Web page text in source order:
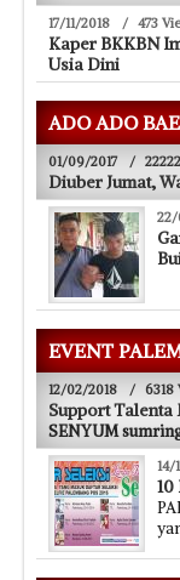
17/11/2018 / 473
Kaper BKKBN
Usia Dini
ADO ADO BAE
01/09/2017 /
Diuber Jumat,
22/
EVENT
12/02/2018 / 6318
Support Talenta
SENYUM
14/
10